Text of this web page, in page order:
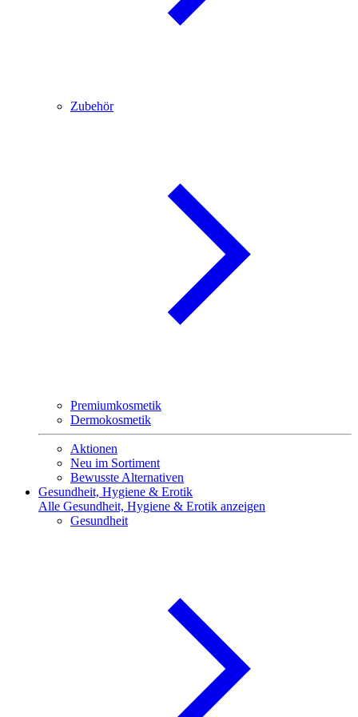
Zubehör
Premiumkosmetik
Dermokosmetik
Aktionen
Neu im Sortiment
Bewusste Alternativen
Gesundheit, Hygiene & Erotik
Alle Gesundheit, Hygiene & Erotik anzeigen
Gesundheit